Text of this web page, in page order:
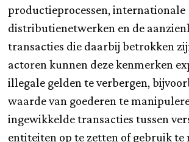
productieprocessen, internationale
distributienetwerken en de
transacties die daarbij betrokken
actoren kunnen deze kenmerken
illegale gelden te verbergen,
waarde van goederen te
ingewikkelde transacties tussen
entiteiten op te zetten of gebruik te